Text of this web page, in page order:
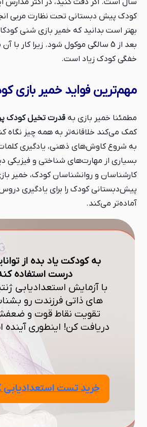
سال است. اگر دقت کنید، در اکثر مدارس
کودک پیش دبستانی تحت نظارت مربی
بهتر است بدانید که خمیر بازی شنی
بعد از 5 سالگی موکول شود. زیرا کار
خفگی کودک زیاد است.
مهم‌ترین فواید خمیر بازی
مطمئنا خمیر بازی به قدرت تخیل کودک
کمک می‌کند خلاقانه‌تر به همه چیز نگاه
به شروع کاوش‌های ذهنی، یادگیری
بسیاری از مهارت‌های شناختی و فیزیکی
کارشناسان و روانشناسان کودک، خمیر
پیش‌‌دبستانی کودک را برای یادگیری
آماده‌تر می‌کند.
به کودکت یاد بده از
درست استفاده
با آزمایش استعدادیابی
های ذاتی فرزندت رو
تقویت نقاط قوت و
دریافت کن! اینطوری
خرید تست استعدادیابی TalentX